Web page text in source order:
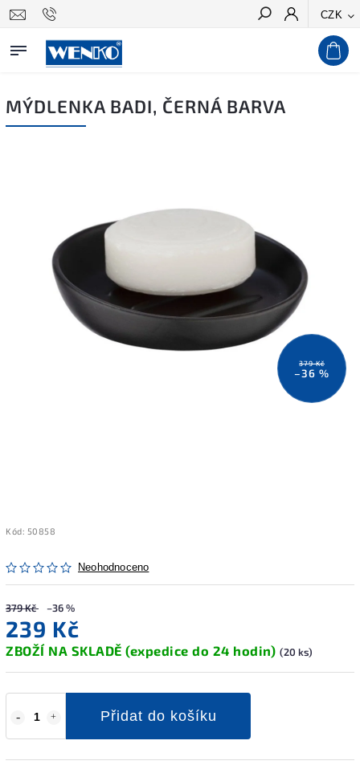
CZK
Hledat
MÝDLENKA BADI, ČERNÁ BARVA
379 Kč
–36 %
Kód: 50858
Neohodnoceno
379 Kč –36 %
239 Kč
ZBOŽÍ NA SKLADĚ (expedice do 24 hodin) (20 ks)
Přidat do košíku